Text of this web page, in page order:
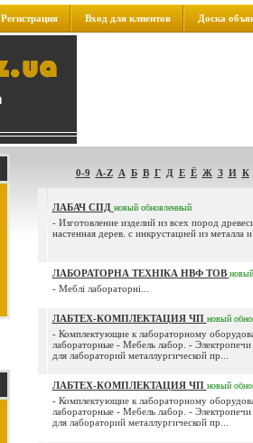
Регистрация Вход для клиентов Доска
0-9 A-Z А Б В Г Д Е Ё Ж З И К
ЛАБАЧ СПД новый обновленный
- Изготовление изделий из всех пород
настенная дерев. с инкрустацией из металла
ЛАБОРАТОРНА ТЕХНІКА НВФ ТОВ новый
- Меблі лабораторні...
ЛАБТЕХ-КОМПЛЕКТАЦИЯ ЧП новый
- Комплектующие к лабораторному
лабораторные - Мебель лабор. -
для лабораторий металлургической пр...
ЛАБТЕХ-КОМПЛЕКТАЦИЯ ЧП новый
- Комплектующие к лабораторному
лабораторные - Мебель лабор. -
для лабораторий металлургической пр...